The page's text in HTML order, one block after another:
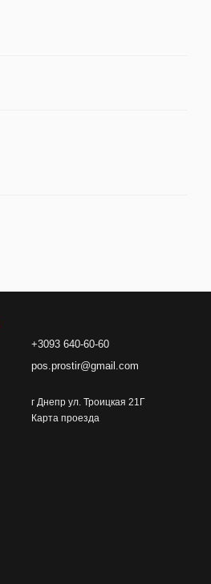
+3093 640-60-60
pos.prostir@gmail.com
г Днепр ул. Троицкая 21Г
Карта проезда